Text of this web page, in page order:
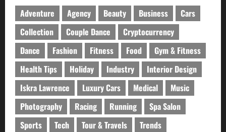
Adventure Agency Beauty Business
Cars
Collection
Couple Dance
Cryptocurrency
Dance
Fashion Fitness Food
Gym & Fitness
Health Tips
Holiday Industry
Interior Design
Iskra Lawrence
Luxury Cars Medical
Music
Photography
Racing Running
Spa Salon
Sports
Tech Tour & Travels
Trends